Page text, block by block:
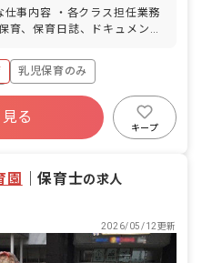
間） ※入職してすぐ取得で
年末年始休暇（12/29～1/3）
） ※有休が取りやすく自由
、職員の満足度も高いのが当
取得率100％・復帰率90％）
休暇 ※お休みの相談もしやす
れることで職員の満足度が高
仕事内容 ・各クラス担任業務
育、保育日誌、ドキュメンテ
画の作成（年案、月案、週
事や係などの準備 ・保護者対
援に向けての準備 ■クラス
クラス 3名／職員1名 1歳児
名／職員2名 2歳児クラス 8
のやくそく」を元に創造力を
に付けた明るい思いやりのあ
事を願って保育しています。
たま 子どもの依存欲求や情
を図る ・やさしいこころ
乳児保育のみ
り
社会保険完備
る
キープ
園 ｜保育士の求人
2026/05/12更新